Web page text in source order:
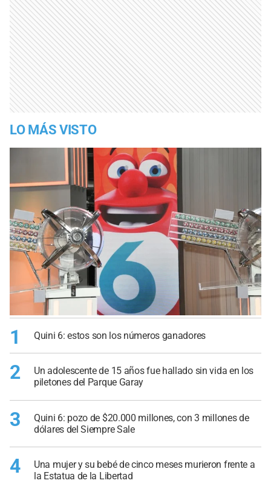
LO MÁS VISTO
1 Quini 6: estos son los números ganadores
2
Un adolescente de 15 años fue hallado sin vida en los
piletones del Parque Garay
3
Quini 6: pozo de $20.000 millones, con 3 millones de
dólares del Siempre Sale
4
Una mujer y su bebé de cinco meses murieron frente a
la Estatua de la Libertad